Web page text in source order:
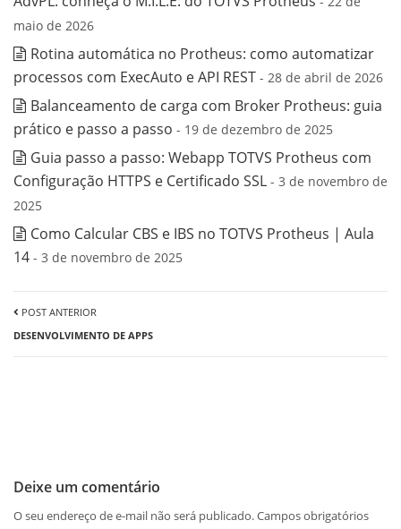
maio de 2026
Rotina automática no Protheus: como automatizar
processos com ExecAuto e API REST - 28 de abril de 2026
Balanceamento de carga com Broker Protheus: guia
prático e passo a passo - 19 de dezembro de 2025
Guia passo a passo: Webapp TOTVS Protheus com
Configuração HTTPS e Certificado SSL - 3 de novembro de
2025
Como Calcular CBS e IBS no TOTVS Protheus | Aula
14 - 3 de novembro de 2025
POST ANTERIOR
DESENVOLVIMENTO DE APPS
Deixe um comentário
O seu endereço de e-mail não será publicado.Campos obrigatórios